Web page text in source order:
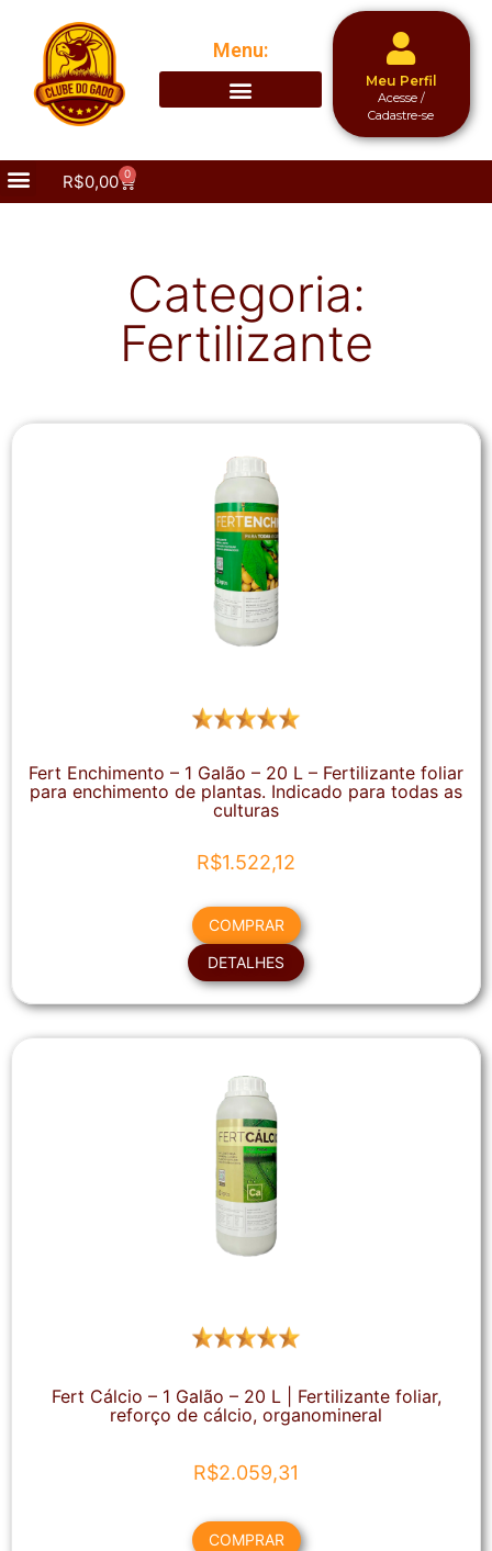
Menu:
Meu Perfil
Acesse /
Cadastre-se
R$0,00 0
Categoria:
Fertilizante
Fert Enchimento – 1 Galão – 20 L – Fertilizante foliar
para enchimento de plantas. Indicado para todas as
culturas
R$1.522,12
COMPRAR
DETALHES
Fert Cálcio – 1 Galão – 20 L | Fertilizante foliar,
reforço de cálcio, organomineral
R$2.059,31
COMPRAR